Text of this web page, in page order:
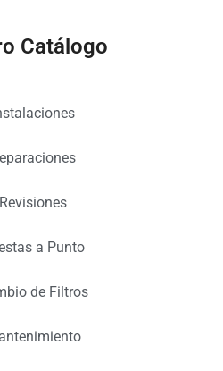
Catálogo
Revisiones
a Punto
de Filtros